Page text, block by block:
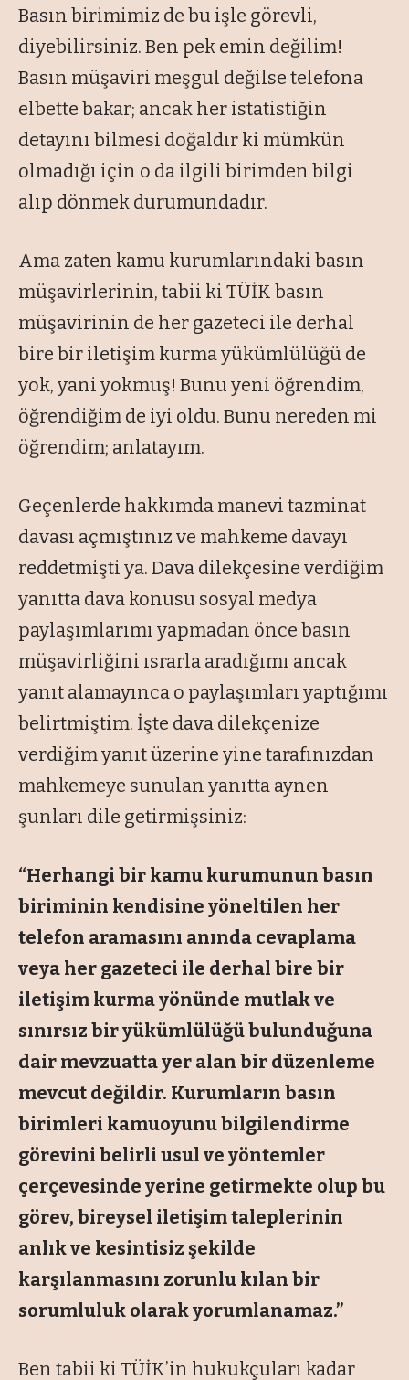
Basın birimimiz de bu işle görevli,
diyebilirsiniz. Ben pek emin değilim!
Basın müşaviri meşgul değilse telefona
elbette bakar; ancak her istatistiğin
detayını bilmesi doğaldır ki mümkün
olmadığı için o da ilgili birimden bilgi
alıp dönmek durumundadır.
Ama zaten kamu kurumlarındaki basın
müşavirlerinin, tabii ki TÜİK basın
müşavirinin de her gazeteci ile derhal
bire bir iletişim kurma yükümlülüğü de
yok, yani yokmuş! Bunu yeni öğrendim,
öğrendiğim de iyi oldu. Bunu nereden mi
öğrendim; anlatayım.
Geçenlerde hakkımda manevi tazminat
davası açmıştınız ve mahkeme davayı
reddetmişti ya. Dava dilekçesine verdiğim
yanıtta dava konusu sosyal medya
paylaşımlarımı yapmadan önce basın
müşavirliğini ısrarla aradığımı ancak
yanıt alamayınca o paylaşımları yaptığımı
belirtmiştim. İşte dava dilekçenize
verdiğim yanıt üzerine yine tarafınızdan
mahkemeye sunulan yanıtta aynen
şunları dile getirmişsiniz:
“Herhangi bir kamu kurumunun basın
biriminin kendisine yöneltilen her
telefon aramasını anında cevaplama
veya her gazeteci ile derhal bire bir
iletişim kurma yönünde mutlak ve
sınırsız bir yükümlülüğü bulunduğuna
dair mevzuatta yer alan bir düzenleme
mevcut değildir. Kurumların basın
birimleri kamuoyunu bilgilendirme
görevini belirli usul ve yöntemler
çerçevesinde yerine getirmekte olup bu
görev, bireysel iletişim taleplerinin
anlık ve kesintisiz şekilde
karşılanmasını zorunlu kılan bir
sorumluluk olarak yorumlanamaz.”
Ben tabii ki TÜİK’in hukukçuları kadar